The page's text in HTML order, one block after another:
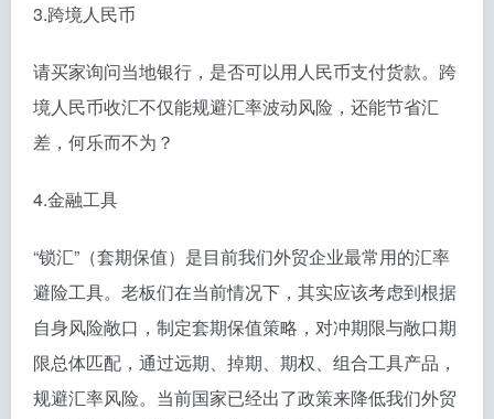
3.跨境人民币
请买家询问当地银行，是否可以用人民币支付货款。跨
境人民币收汇不仅能规避汇率波动风险，还能节省汇
差，何乐而不为？
4.金融工具
“锁汇”（套期保值）是目前我们外贸企业最常用的汇率
避险工具。老板们在当前情况下，其实应该考虑到根据
自身风险敞口，制定套期保值策略，对冲期限与敞口期
限总体匹配，通过远期、掉期、期权、组合工具产品，
规避汇率风险。当前国家已经出了政策来降低我们外贸